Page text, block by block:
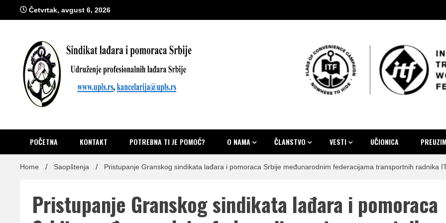
Četvrtak, avgust 6, 2026
Sindikat
POČETNA KONTAKT POTREBNA TI JE POMOĆ? O NAMA ČLANSTVO VESTI UČIONICA
Home Saopštenja Pristupanje Granskog sindikata lađara i pomoraca Srbije međunarodnim federacijama transportnih radnika
Pristupanje Granskog sindikata lađara i pomoraca